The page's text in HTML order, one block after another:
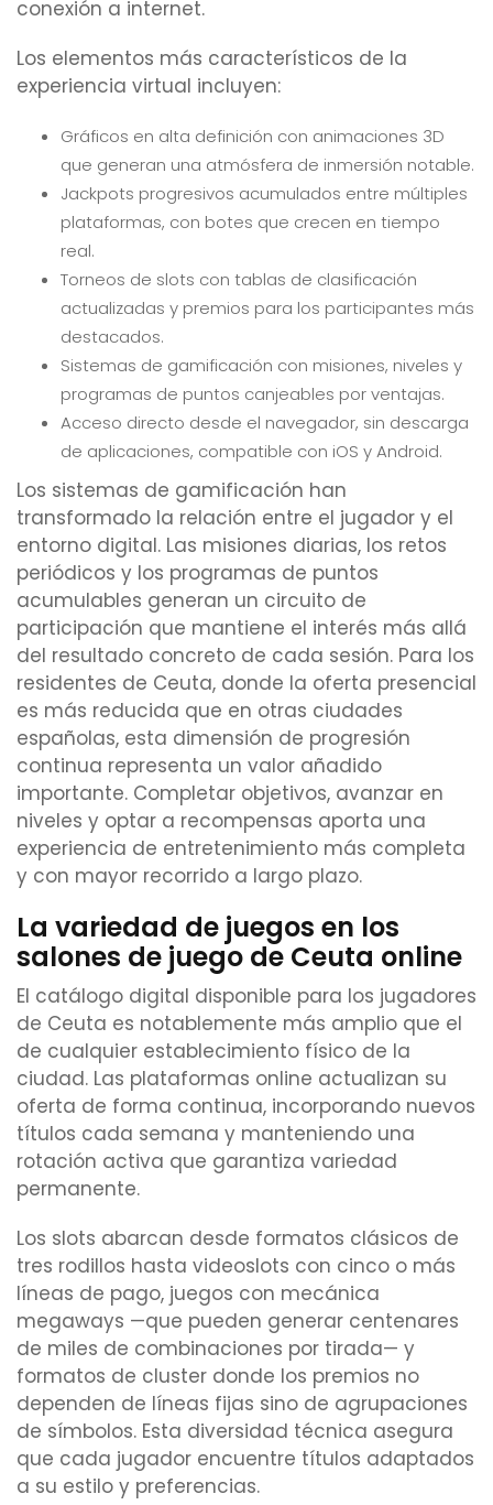
conexión a internet.
Los elementos más característicos de la
experiencia virtual incluyen:
Gráficos en alta definición con animaciones 3D
que generan una atmósfera de inmersión notable.
Jackpots progresivos acumulados entre múltiples
plataformas, con botes que crecen en tiempo
real.
Torneos de slots con tablas de clasificación
actualizadas y premios para los participantes más
destacados.
Sistemas de gamificación con misiones, niveles y
programas de puntos canjeables por ventajas.
Acceso directo desde el navegador, sin descarga
de aplicaciones, compatible con iOS y Android.
Los sistemas de gamificación han
transformado la relación entre el jugador y el
entorno digital. Las misiones diarias, los retos
periódicos y los programas de puntos
acumulables generan un circuito de
participación que mantiene el interés más allá
del resultado concreto de cada sesión. Para los
residentes de Ceuta, donde la oferta presencial
es más reducida que en otras ciudades
españolas, esta dimensión de progresión
continua representa un valor añadido
importante. Completar objetivos, avanzar en
niveles y optar a recompensas aporta una
experiencia de entretenimiento más completa
y con mayor recorrido a largo plazo.
La variedad de juegos en los
salones de juego de Ceuta online
El catálogo digital disponible para los jugadores
de Ceuta es notablemente más amplio que el
de cualquier establecimiento físico de la
ciudad. Las plataformas online actualizan su
oferta de forma continua, incorporando nuevos
títulos cada semana y manteniendo una
rotación activa que garantiza variedad
permanente.
Los slots abarcan desde formatos clásicos de
tres rodillos hasta videoslots con cinco o más
líneas de pago, juegos con mecánica
megaways —que pueden generar centenares
de miles de combinaciones por tirada— y
formatos de cluster donde los premios no
dependen de líneas fijas sino de agrupaciones
de símbolos. Esta diversidad técnica asegura
que cada jugador encuentre títulos adaptados
a su estilo y preferencias.